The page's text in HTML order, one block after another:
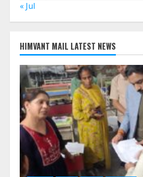
« Jul
HIMVANT MAIL LATEST NEWS